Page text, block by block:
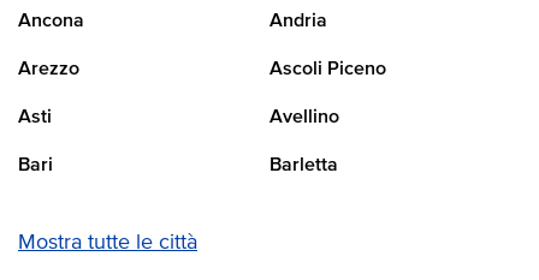
Ancona Andria
Arezzo Ascoli Piceno
Asti Avellino
Bari Barletta
Mostra tutte le città